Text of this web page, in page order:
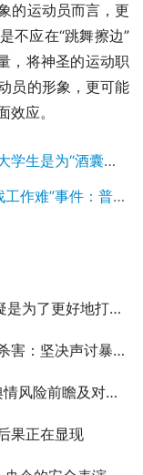
的运动员而言，更
不应在“跳舞擦边”
，将神圣的运动职
员的形象，更可能
应。
青春考卷是否有标准答案？
人的努力不是幸运儿的笑料
了更好地打破歧视
伤医，零容忍一切暴行
前瞻及对策建议
果正在显现